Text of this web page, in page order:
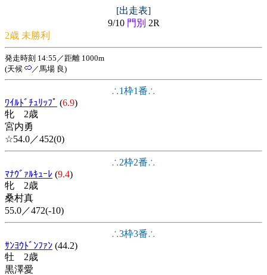
[出走表]
9/10 門別 2R
2歳 未勝利
発走時刻 14:55／距離 1000m
(天候
／馬場 良)
∴1枠1番∴
ﾜｲﾙﾄﾞﾁｭﾘｯﾌﾟ (6.9)
牝 2歳
宮内勇
☆54.0／452(0)
∴2枠2番∴
ﾏﾅｳﾞｧﾙｷｭｰﾚ (9.4)
牝 2歳
桑村真
55.0／472(-10)
∴3枠3番∴
ｻﾝﾖｳﾄﾞﾝﾌｧﾝ (44.2)
牡 2歳
黒澤愛